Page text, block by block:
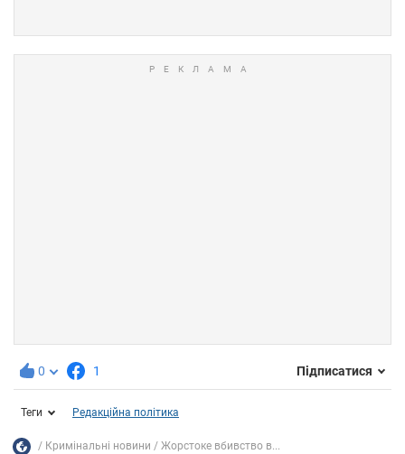
0 1 Підписатися
Теги Редакційна політика
Кримінальні новини Жорстоке вбивство в...